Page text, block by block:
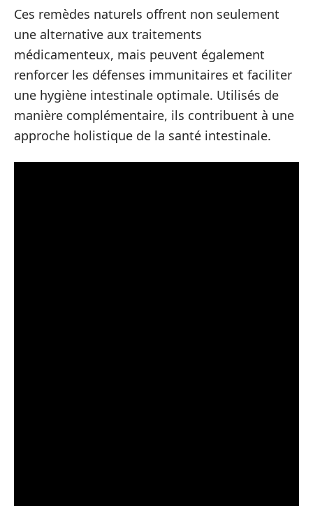
Ces remèdes naturels offrent non seulement
une alternative aux traitements
médicamenteux, mais peuvent également
renforcer les défenses immunitaires et faciliter
une hygiène intestinale optimale. Utilisés de
manière complémentaire, ils contribuent à une
approche holistique de la santé intestinale.